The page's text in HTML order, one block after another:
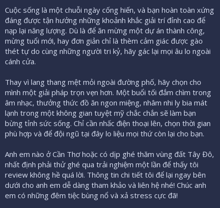
Cuộc sống là một chuỗi ngày cống hiến, và bạn hoàn toàn xứng
đáng được tận hưởng những khoảnh khắc giải trí đỉnh cao để
nạp lại năng lượng. Dù là để ăn mừng một dự án thành công,
mừng tuổi mới, hay đơn giản chỉ là thèm cảm giác được gào
thét tự do cùng những người tri kỷ, hãy gác lại mọi âu lo ngoài
cánh cửa.
Thay vì lang thang mệt mỏi ngoài đường phố, hãy chọn cho
mình một giải pháp trọn vẹn hơn. Một buổi tối đắm chìm trong
âm nhạc, thưởng thức đồ ăn ngon miệng, nhâm nhi ly bia mát
lạnh trong một không gian tuyệt mỹ chắc chắn sẽ làm bạn
bừng tỉnh sức sống. Chỉ cần nhấc điện thoại lên, chọn thời gian
phù hợp và để đội ngũ tại đây lo liệu mọi thứ còn lại cho bạn.
Anh em nào ở Cần Thơ hoặc có dịp ghé thăm vùng đất Tây Đô,
nhất định phải thử ghé qua trải nghiệm một lần để thấy tôi
review không hề quá lời. Thông tin chi tiết tôi để lại ngay bên
dưới cho anh em dễ dàng tham khảo và liên hệ nhé! Chúc anh
em có những đêm tiệc bùng nổ và xả stress cực đã!